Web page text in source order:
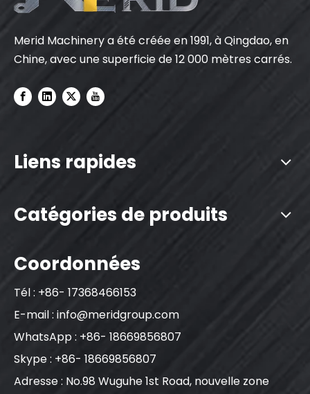
Merid Machinery a été créée en 1991, à Qingdao, en
Chine, avec une superficie de 12 000 mètres carrés.
Liens rapides
Catégories de produits
Coordonnées
Tél : +86- 17368466153
E-mail : info@meridgroup.com
WhatsApp : +86- 18669856807
Skype : +86- 18669856807
Adresse : No.98 Wuguhe 1st Road, nouvelle zone